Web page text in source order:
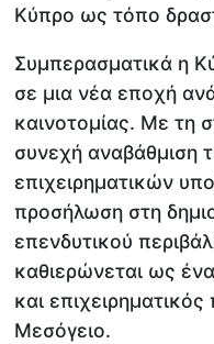
Κύπρο ως τόπο
Συμπερασματικά η
σε μια νέα εποχή
καινοτομίας. Με τη
συνεχή αναβάθμιση
επιχειρηματικών
προσήλωση στη
επενδυτικού
καθιερώνεται ως
και
Μεσόγειο.